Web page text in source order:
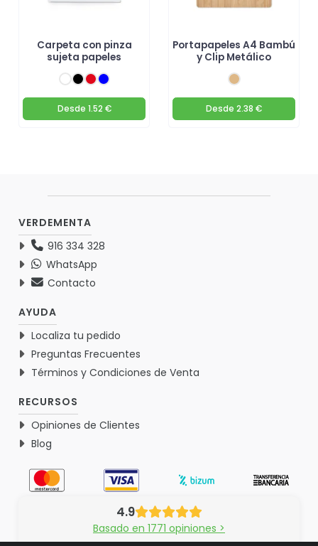
Carpeta con pinza
sujeta papeles
Desde 1.52 €
Portapapeles A4 Bambú
y Clip Metálico
Desde 2.38 €
VERDEMENTA
916 334 328
WhatsApp
Contacto
AYUDA
Localiza tu pedido
Preguntas Frecuentes
Términos y Condiciones de Venta
RECURSOS
Opiniones de Clientes
Blog
4.9
Basado en 1771 opiniones >